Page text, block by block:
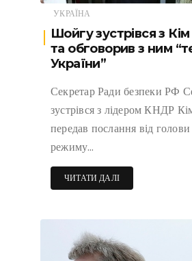
УКРАЇНА
Шойгу зустрівся з
та обговорив з ним
України”
Секретар Ради безпеки РФ
зустрівся з лідером КНДР
передав послання від
режиму…
ЧИТАТИ ДАЛІ